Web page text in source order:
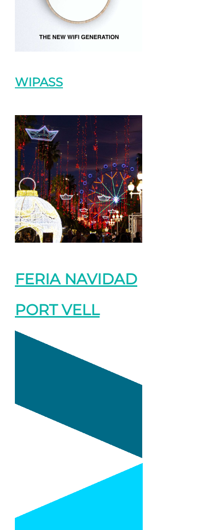
WIPASS
FERIA NAVIDAD
PORT VELL